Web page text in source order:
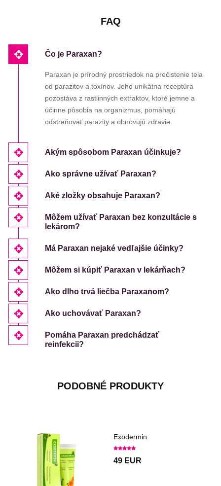
FAQ
Čo je Paraxan?
Paraxan je prírodný prostriedok na prečistenie tela
od parazitov a toxínov. Jeho unikátna receptúra ​​
pozostáva z rastlinných extraktov, ktoré jemne a
účinne pôsobia na organizmus, pomáhajú
odstraňovať parazity a obnovujú zdravie.
Akým spôsobom Paraxan účinkuje?
Ako správne užívať Paraxan?
Aké zložky obsahuje Paraxan?
Môžem užívať Paraxan bez konzultácie s
lekárom?
Má Paraxan nejaké vedľajšie účinky?
Môžem si kúpiť Paraxan v lekárňach?
Ako dlho trvá liečba Paraxanom?
Ako uchovávať Paraxan?
Pomáha Paraxan predchádzať
reinfekcii?
PODOBNÉ PRODUKTY
Exodermin
49 EUR